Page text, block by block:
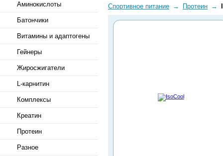
Аминокислоты
Батончики
Витамины и адаптогены
Гейнеры
Жиросжигатели
L-карнитин
Комплексы
Креатин
Протеин
Разное
Спортивное питание → Протеин →